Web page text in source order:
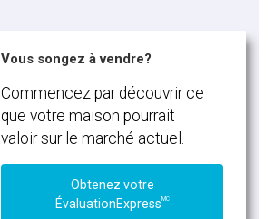
Vous songez à vendre?
Commencez par découvrir ce
que votre maison pourrait
valoir sur le marché actuel.
Obtenez votre
ÉvaluationExpressMC